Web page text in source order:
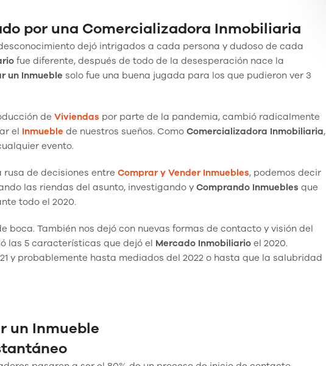
por una Comercializadora Inmobiliaria
dejó intrigados a cada persona y dudoso de cada
fue diferente, después de todo de la desesperación nace la
un Inmueble solo fue una buena jugada para los que pudieron ver 3
de Viviendas por parte de la pandemia, cambió radicalmente
el Inmueble de nuestros sueños. Como Comercializadora Inmobiliaria,
evento.
rusa de decisiones entre Comprar y Vender Inmuebles, podemos decir
las riendas del asunto, investigando y Comprando Inmuebles que
todo el 2020.
boca. También nos dejó con nuevas formas de contacto y visión del
las 5 características que dejó el Mercado Inmobiliario el 2020.
y probablemente hasta mediados del 2022 o hasta que la salubridad
un Inmueble